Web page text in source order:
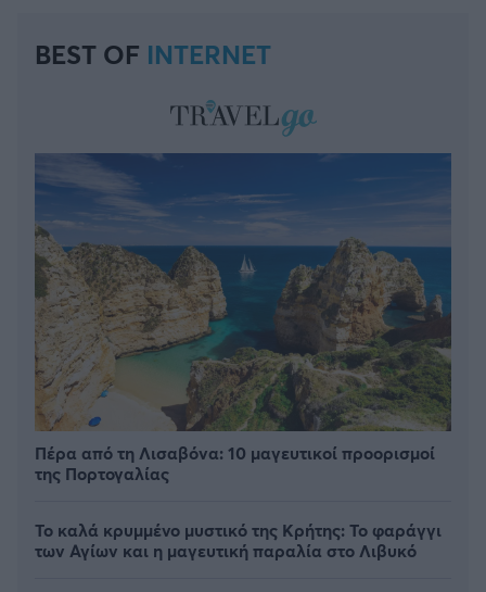
BEST OF INTERNET
Πέρα από τη Λισαβόνα: 10 μαγευτικοί προορισμοί
της Πορτογαλίας
Το καλά κρυμμένο μυστικό της Κρήτης: Το φαράγγι
των Αγίων και η μαγευτική παραλία στο Λιβυκό